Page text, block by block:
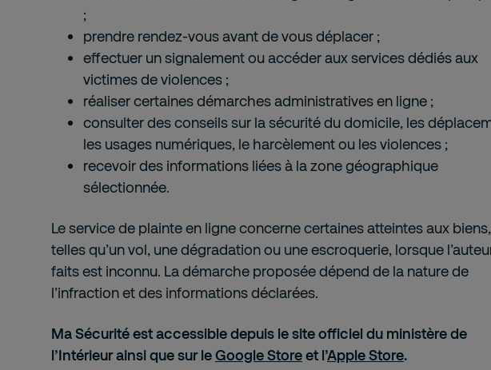
;
prendre rendez-vous avant de vous déplacer ;
effectuer un signalement ou accéder aux services dédiés aux
victimes de violences ;
réaliser certaines démarches administratives en ligne ;
consulter des conseils sur la sécurité du domicile, les
les usages numériques, le harcèlement ou les violences ;
recevoir des informations liées à la zone géographique
sélectionnée.
Le service de plainte en ligne concerne certaines atteintes aux biens,
telles qu’un vol, une dégradation ou une escroquerie, lorsque
faits est inconnu. La démarche proposée dépend de la nature de
l’infraction et des informations déclarées.
Ma Sécurité est accessible depuis le site officiel du ministère de
l’Intérieur ainsi que sur leGoogle Storeet l’Apple Store.